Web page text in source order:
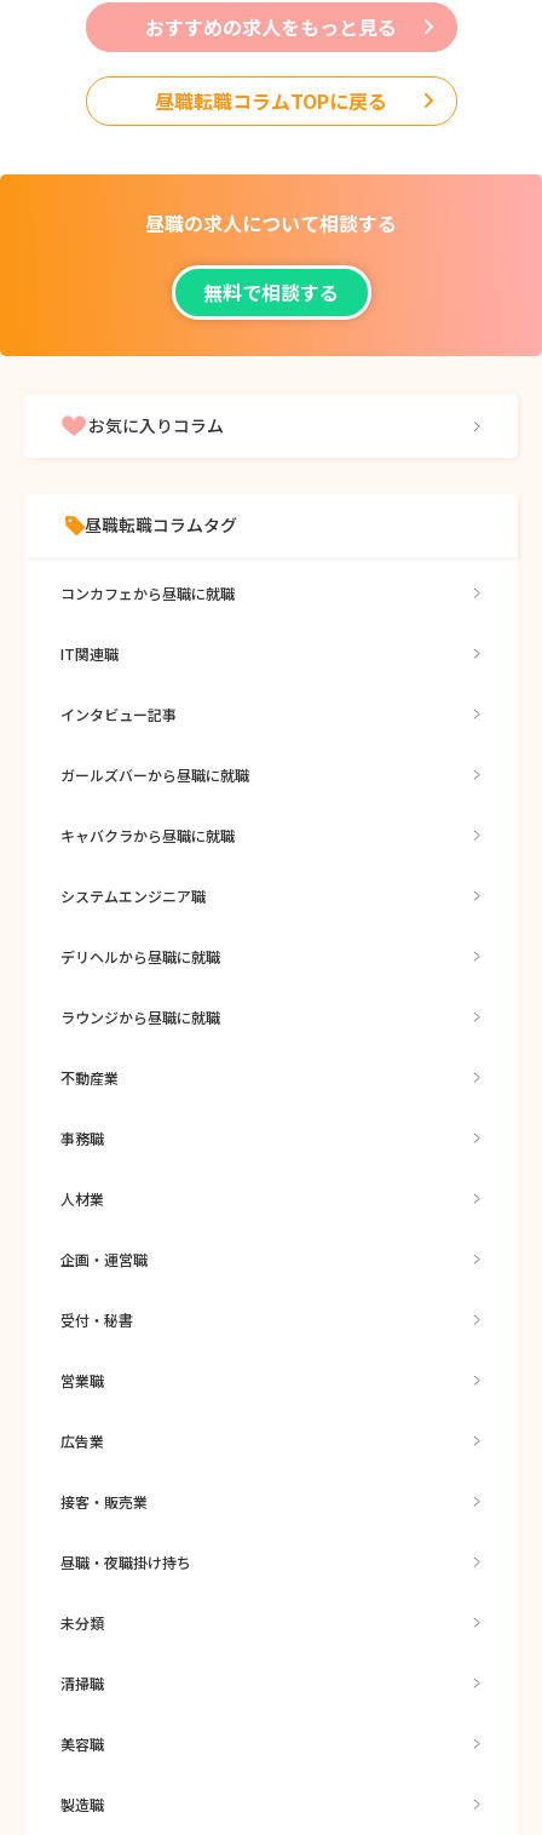
おすすめの求人をもっと見る
昼職転職コラムTOPに戻る
昼職の求人について相談する
無料で相談する
お気に入りコラム
昼職転職コラムタグ
コンカフェから昼職に就職
IT関連職
インタビュー記事
ガールズバーから昼職に就職
キャバクラから昼職に就職
システムエンジニア職
デリヘルから昼職に就職
ラウンジから昼職に就職
不動産業
事務職
人材業
企画・運営職
受付・秘書
営業職
広告業
接客・販売業
昼職・夜職掛け持ち
未分類
清掃職
美容職
製造職